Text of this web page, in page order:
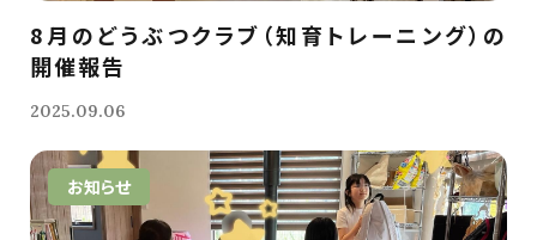
8月のどうぶつクラブ（知育トレーニング）の
開催報告
2025.09.06
お知らせ